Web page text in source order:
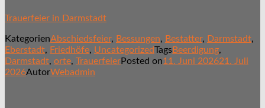
Trauerfeier in Darmstadt
KategorienAbschiedsfeier, Bessungen, Bestatter, Darmstadt,
Eberstadt, Friedhöfe, UncategorizedTagsBeerdigung,
Darmstadt, orte, TrauerfeierPosted on11. Juni 202621. Juli
2026AutorWebadmin